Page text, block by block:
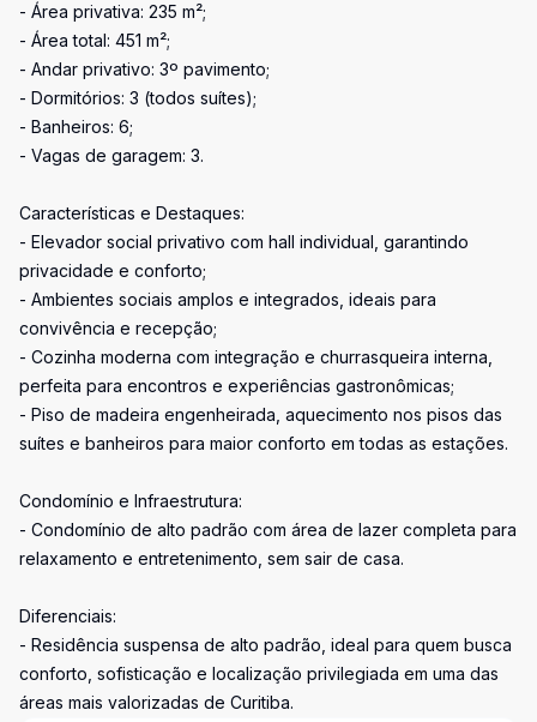
- Área privativa: 235 m²;
- Área total: 451 m²;
- Andar privativo: 3º pavimento;
- Dormitórios: 3 (todos suítes);
- Banheiros: 6;
- Vagas de garagem: 3.
Características e Destaques:
- Elevador social privativo com hall individual, garantindo
privacidade e conforto;
- Ambientes sociais amplos e integrados, ideais para
convivência e recepção;
- Cozinha moderna com integração e churrasqueira interna,
perfeita para encontros e experiências gastronômicas;
- Piso de madeira engenheirada, aquecimento nos pisos das
suítes e banheiros para maior conforto em todas as estações.
Condomínio e Infraestrutura:
- Condomínio de alto padrão com área de lazer completa para
relaxamento e entretenimento, sem sair de casa.
Diferenciais:
- Residência suspensa de alto padrão, ideal para quem busca
conforto, sofisticação e localização privilegiada em uma das
áreas mais valorizadas de Curitiba.